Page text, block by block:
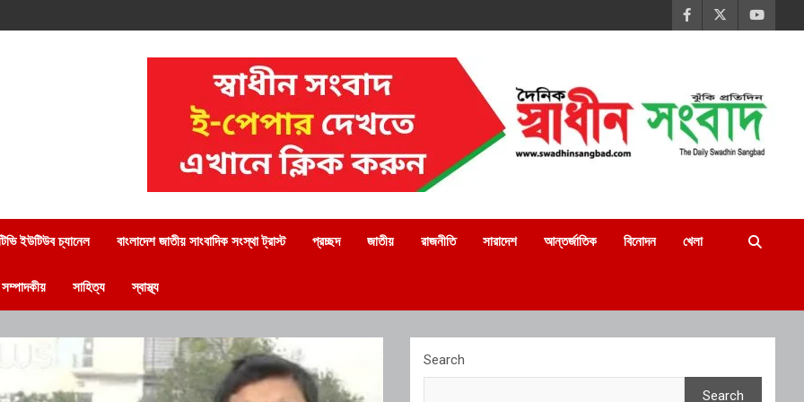
ইউটিউব চ্যানেল বাংলাদেশ জাতীয় সাংবাদিক সংস্থা ট্রাস্ট প্রচ্ছদ জাতীয় রাজনীতি সারাদেশ আন্তর্জাতিক বিনোদন খেলা
সম্পাদকীয় সাহিত্য স্বাস্থ্য
Search
Search